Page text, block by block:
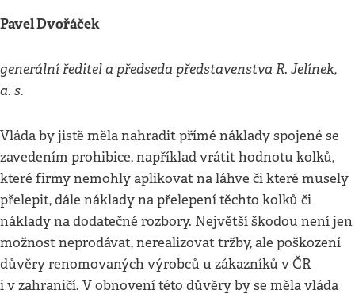
Pavel Dvořáček
generální ředitel a předseda představenstva R. Jelínek,
a. s.
Vláda by jistě měla nahradit přímé náklady spojené se
zavedením prohibice, například vrátit hodnotu kolků,
které firmy nemohly aplikovat na láhve či které musely
přelepit, dále náklady na přelepení těchto kolků či
náklady na dodatečné rozbory. Největší škodou není jen
možnost neprodávat, nerealizovat tržby, ale poškození
důvěry renomovaných výrobců u zákazníků v ČR
i v zahraničí. V obnovení této důvěry by se měla vláda